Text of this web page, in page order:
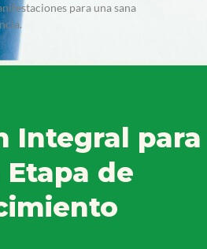
para una sana
Integral para
Etapa de